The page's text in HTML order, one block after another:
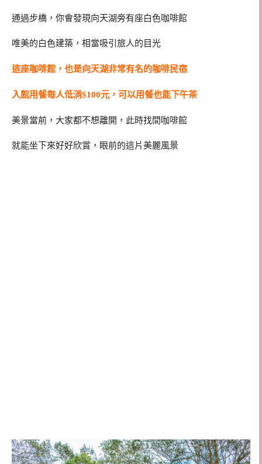
通過步橋，你會發現向天湖旁有座白色咖啡館
唯美的白色建築，相當吸引旅人的目光
這座咖啡館，也是向天湖非常有名的咖啡民宿
入館用餐每人低消$100元，可以用餐也能下午茶
美景當前，大家都不想離開，此時找間咖啡館
就能坐下來好好欣賞，眼前的這片美麗風景